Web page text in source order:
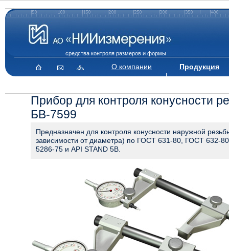
средства контроля размеров и формы
О компании Продукция
Прибор для контроля конусности
БВ-7599
Предназначен для контроля конусности наружной
зависимости от диаметра) по ГОСТ 631-80, ГОСТ 632-
5286-75 и API STAND 5B.